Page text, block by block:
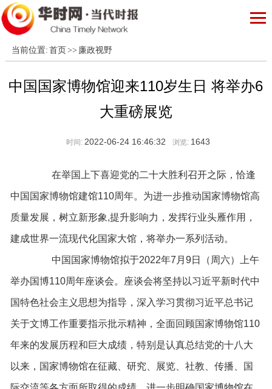
当前位置: 首页 >> 廉政视野
中国国家博物馆迎来110岁生日 将举办6
大重磅展览
时间: 2022-06-24 16:46:32 浏览: 1643
在举国上下喜迎党的二十大胜利召开之际，恰逢
中国国家博物馆建馆110周年。为进一步推动国家博物馆高
质量发展，树立新形象,提升影响力，发挥行业头雁作用，
建成世界一流现代化国家大馆，将举办一系列活动。
中国国家博物馆拟于2022年7月9日（周六）上午
举办国博110周年座谈会。座谈会将坚持以习近平新时代中
国特色社会主义思想为指导，深入学习贯彻习近平总书记
关于文博工作重要指示批示精神，全面回顾国家博物馆110
年来的发展历程和巨大成绩，特别是认真总结党的十八大
以来，国家博物馆在征藏、研究、展览、社教、传播、国